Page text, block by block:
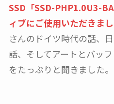
SSD「SSD-PHP1.0U3-
ィブにご使用いただきまし
さんのドイツ時代の話、
話、そしてアートとバッ
をたっぷりと聞きました。